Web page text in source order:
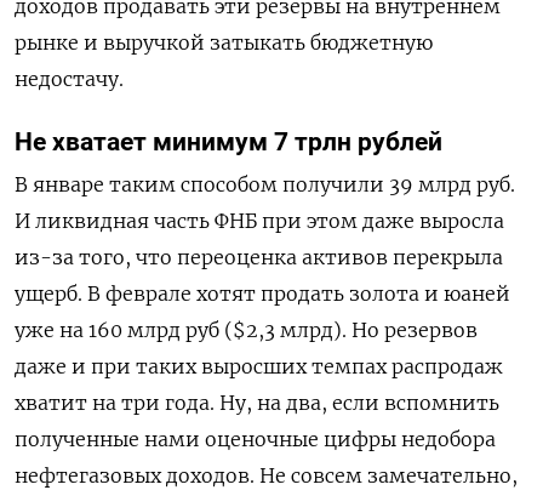
доходов продавать эти резервы на внутреннем
рынке и выручкой затыкать бюджетную
недостачу.
Не хватает минимум 7 трлн рублей
В январе таким способом получили 39 млрд руб.
И ликвидная часть ФНБ при этом даже выросла
из-за того, что переоценка активов перекрыла
ущерб. В феврале хотят продать золота и юаней
уже на 160 млрд руб ($2,3 млрд). Но резервов
даже и при таких выросших темпах распродаж
хватит на три года. Ну, на два, если вспомнить
полученные нами оценочные цифры недобора
нефтегазовых доходов. Не совсем замечательно,